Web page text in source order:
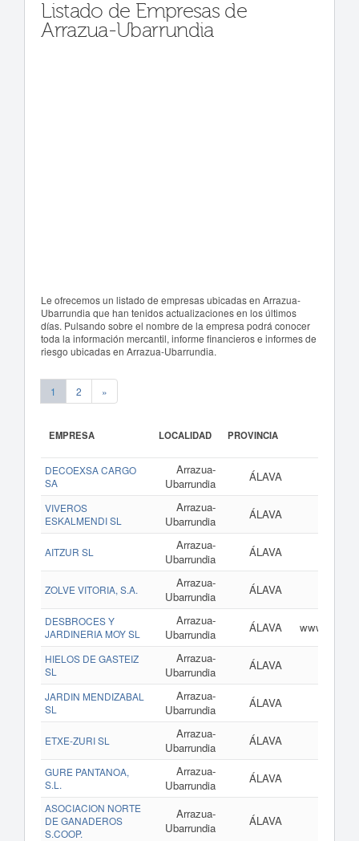
Listado de Empresas de
Arrazua-Ubarrundia
Le ofrecemos un listado de empresas ubicadas en Arrazua-
Ubarrundia que han tenidos actualizaciones en los últimos
días. Pulsando sobre el nombre de la empresa podrá conocer
toda la información mercantil, informe financieros e informes de
riesgo ubicadas en Arrazua-Ubarrundia.
1 2 »
EMPRESA LOCALIDAD PROVINCIA
DECOEXSA CARGO
SA
Arrazua-
Ubarrundia
ÁLAVA
VIVEROS
ESKALMENDI SL
Arrazua-
Ubarrundia
ÁLAVA
AITZUR SL
Arrazua-
Ubarrundia
ÁLAVA
ZOLVE VITORIA, S.A.
Arrazua-
Ubarrundia
ÁLAVA
DESBROCES Y
JARDINERIA MOY SL
Arrazua-
Ubarrundia
ÁLAVA
HIELOS DE GASTEIZ
SL
Arrazua-
Ubarrundia
ÁLAVA
JARDIN MENDIZABAL
SL
Arrazua-
Ubarrundia
ÁLAVA
ETXE-ZURI SL
Arrazua-
Ubarrundia
ÁLAVA
GURE PANTANOA,
S.L.
Arrazua-
Ubarrundia
ÁLAVA
ASOCIACION NORTE
DE GANADEROS
S.COOP.
Arrazua-
Ubarrundia
ÁLAVA